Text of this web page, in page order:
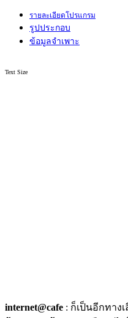
รายละเอียดโปรแกรม
รูปประกอบ
ข้อมูลจำเพาะ
Text Size
internet@cafe : ก็เป็นอีกทาง